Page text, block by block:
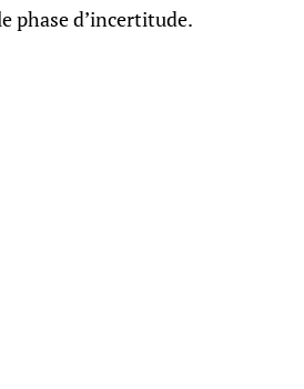
phase d’incertitude.